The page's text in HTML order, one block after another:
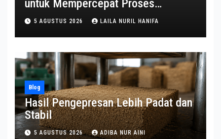
untuk Mempercepat Proses
Pengemasan
5 AGUSTUS 2026 LAILA NURIL HANIFA
Blog
Hasil Pengepresan Lebih Padat dan
Stabil
5 AGUSTUS 2026 ADIBA NUR AINI